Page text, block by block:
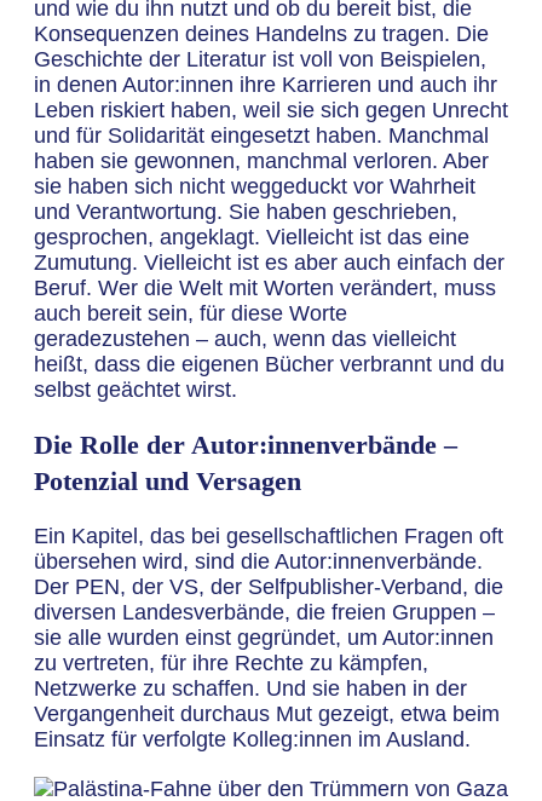
und wie du ihn nutzt und ob du bereit bist, die
Konsequenzen deines Handelns zu tragen. Die
Geschichte der Literatur ist voll von Beispielen,
in denen Autor:innen ihre Karrieren und auch ihr
Leben riskiert haben, weil sie sich gegen Unrecht
und für Solidarität eingesetzt haben. Manchmal
haben sie gewonnen, manchmal verloren. Aber
sie haben sich nicht weggeduckt vor Wahrheit
und Verantwortung. Sie haben geschrieben,
gesprochen, angeklagt. Vielleicht ist das eine
Zumutung. Vielleicht ist es aber auch einfach der
Beruf. Wer die Welt mit Worten verändert, muss
auch bereit sein, für diese Worte
geradezustehen – auch, wenn das vielleicht
heißt, dass die eigenen Bücher verbrannt und du
selbst geächtet wirst.
Die Rolle der Autor:innenverbände –
Potenzial und Versagen
Ein Kapitel, das bei gesellschaftlichen Fragen oft
übersehen wird, sind die Autor:innenverbände.
Der PEN, der VS, der Selfpublisher-Verband, die
diversen Landesverbände, die freien Gruppen –
sie alle wurden einst gegründet, um Autor:innen
zu vertreten, für ihre Rechte zu kämpfen,
Netzwerke zu schaffen. Und sie haben in der
Vergangenheit durchaus Mut gezeigt, etwa beim
Einsatz für verfolgte Kolleg:innen im Ausland.